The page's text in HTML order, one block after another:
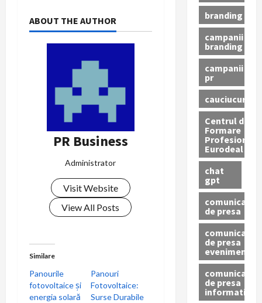
ABOUT THE AUTHOR
PR Business
Administrator
Visit Website
View All Posts
Similare
Panourile
fotovoltaice și
energia solară
Panouri
Fotovoltaice:
Surse Durabile
branding
campanii
branding
campanii
pr
cauciucuri
Centrul de
Formare
Profesionala
Eurodeal
chat
gpt
comunicat
de presa
comunicat
de presa
eveniment
comunicat
de presa
informativ